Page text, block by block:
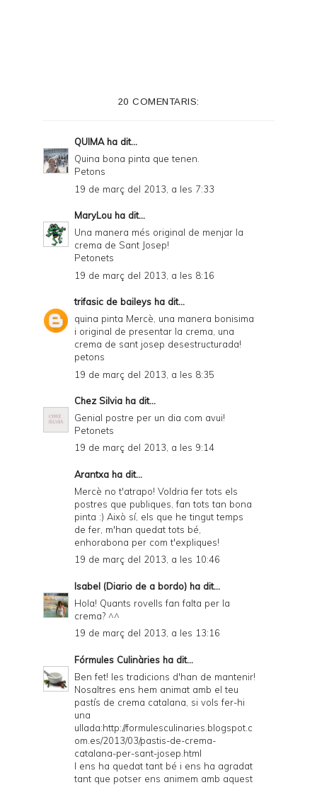
e
n
d
l
y
a
n
d
20 COMENTARIS:
QUIMAha dit...
Quina bona pinta que tenen.
Petons
19 de març del 2013, a les 7:33
MaryLou ha dit...
Una manera més original de menjar la
crema de Sant Josep!
Petonets
19 de març del 2013, a les 8:16
trifasic de baileys ha dit...
quina pinta Mercè, una manera bonisima
i original de presentar la crema, una
crema de sant josep desestructurada!
petons
19 de març del 2013, a les 8:35
Chez Silvia ha dit...
Genial postre per un dia com avui!
Petonets
19 de març del 2013, a les 9:14
Arantxa ha dit...
Mercè no t'atrapo! Voldria fer tots els
postres que publiques, fan tots tan bona
pinta :) Això sí, els que he tingut temps
de fer, m'han quedat tots bé,
enhorabona per com t'expliques!
19 de març del 2013, a les 10:46
Isabel (Diario de a bordo) ha dit...
Hola! Quants rovells fan falta per la
crema? ^^
19 de març del 2013, a les 13:16
Fórmules Culinàries ha dit...
Ben fet! les tradicions d'han de mantenir!
Nosaltres ens hem animat amb el teu
pastís de crema catalana, si vols fer-hi
una
ullada:http://formulesculinaries.blogspot.c
om.es/2013/03/pastis-de-crema-
catalana-per-sant-josep.html
I ens ha quedat tant bé i ens ha agradat
tant que potser ens animem amb aquest